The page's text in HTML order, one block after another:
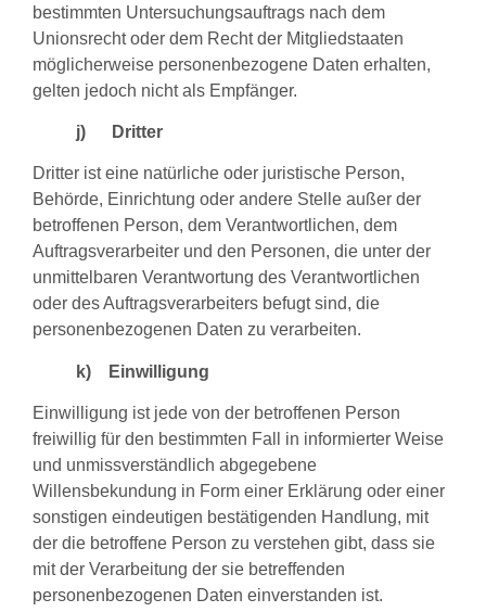
bestimmten Untersuchungsauftrags nach dem
Unionsrecht oder dem Recht der Mitgliedstaaten
möglicherweise personenbezogene Daten erhalten,
gelten jedoch nicht als Empfänger.
j) Dritter
Dritter ist eine natürliche oder juristische Person,
Behörde, Einrichtung oder andere Stelle außer der
betroffenen Person, dem Verantwortlichen, dem
Auftragsverarbeiter und den Personen, die unter der
unmittelbaren Verantwortung des Verantwortlichen
oder des Auftragsverarbeiters befugt sind, die
personenbezogenen Daten zu verarbeiten.
k) Einwilligung
Einwilligung ist jede von der betroffenen Person
freiwillig für den bestimmten Fall in informierter Weise
und unmissverständlich abgegebene
Willensbekundung in Form einer Erklärung oder einer
sonstigen eindeutigen bestätigenden Handlung, mit
der die betroffene Person zu verstehen gibt, dass sie
mit der Verarbeitung der sie betreffenden
personenbezogenen Daten einverstanden ist.